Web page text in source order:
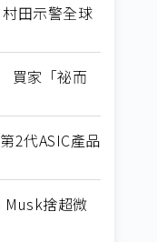
田示警全球
買家「祕而
2代ASIC產品
捨超微